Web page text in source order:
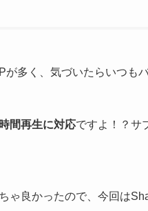
多く、気づいたらいつも
間再生に対応ですよ！？サ
ゃ良かったので、今回は